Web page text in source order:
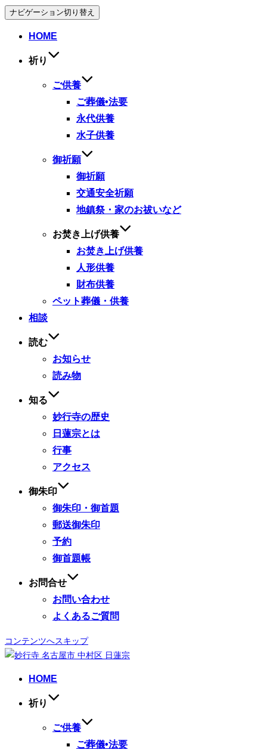
ナビゲーション切り替え
HOME
祈り
ご供養
ご葬儀•法要
永代供養
水子供養
御祈願
御祈願
交通安全祈願
地鎮祭・家のお祓いなど
お焚き上げ供養
お焚き上げ供養
人形供養
財布供養
ペット葬儀・供養
相談
読む
お知らせ
読み物
知る
妙行寺の歴史
日蓮宗とは
行事
アクセス
御朱印
御朱印・御首題
郵送御朱印
予約
御首題帳
お問合せ
お問い合わせ
よくあるご質問
コンテンツへスキップ
HOME
祈り
ご供養
ご葬儀•法要